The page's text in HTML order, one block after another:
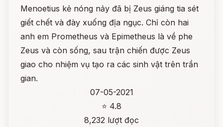
Menoetius kẻ nóng nảy đã bị Zeus giáng tia sét
giết chết và đày xuống địa ngục. Chỉ còn hai
anh em Prometheus và Epimetheus là về phe
Zeus và còn sống, sau trận chiến được Zeus
giao cho nhiệm vụ tạo ra các sinh vật trên trần
gian.
07-05-2021
⭐ 4.8
8,232 lượt đọc